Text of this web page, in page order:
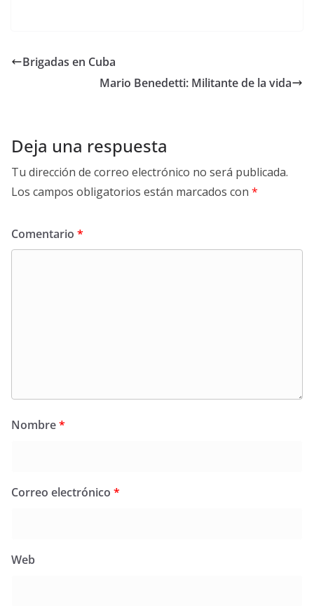
Brigadas en Cuba
Mario Benedetti: Militante de la vida
Deja una respuesta
Tu dirección de correo electrónico no será publicada.
Los campos obligatorios están marcados con *
Comentario *
Nombre*
Correo electrónico *
Web